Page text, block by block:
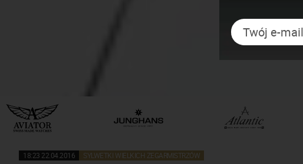
18:23 22.04.2016 SYLWETKI WIELKICH ZEGARMISTRZÓW